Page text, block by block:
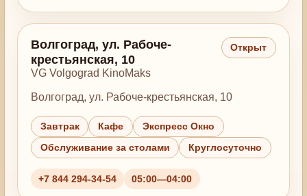
Волгоград, ул. Рабоче-
крестьянская, 10
VG Volgograd KinoMaks
Открыт
Волгоград, ул. Рабоче-крестьянская, 10
Завтрак Кафе Экспресс Окно
Обслуживание за столами Круглосуточно
+7 844 294-34-54 05:00—04:00